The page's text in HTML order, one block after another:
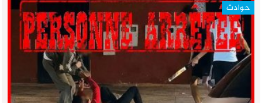
حوادث